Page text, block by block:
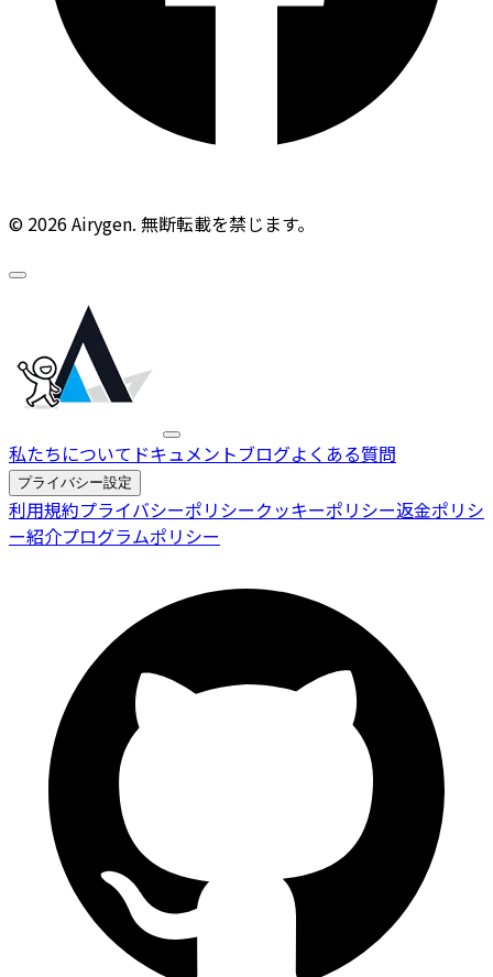
© 2026 Airygen. 無断転載を禁じます。
私たちについて ドキュメントブログよくある質問
プライバシー設定
利用規約プライバシーポリシークッキーポリシー返金ポリシ
ー紹介プログラムポリシー